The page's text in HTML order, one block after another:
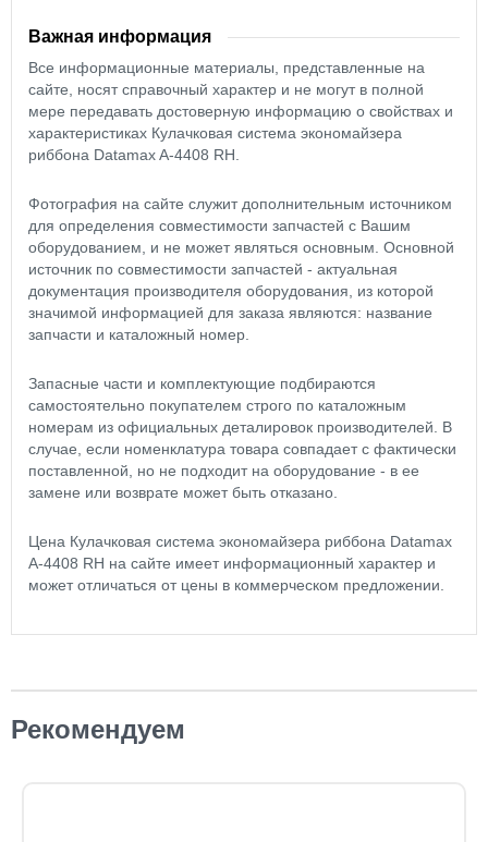
Важная информация
Все информационные материалы, представленные на
сайте, носят справочный характер и не могут в полной
мере передавать достоверную информацию о свойствах и
характеристиках Кулачковая система экономайзера
риббона Datamax A-4408 RH.
Фотография на сайте служит дополнительным источником
для определения совместимости запчастей с Вашим
оборудованием, и не может являться основным. Основной
источник по совместимости запчастей - актуальная
документация производителя оборудования, из которой
значимой информацией для заказа являются: название
запчасти и каталожный номер.
Запасные части и комплектующие подбираются
самостоятельно покупателем строго по каталожным
номерам из официальных деталировок производителей. В
случае, если номенклатура товара совпадает с фактически
поставленной, но не подходит на оборудование - в ее
замене или возврате может быть отказано.
Цена Кулачковая система экономайзера риббона Datamax
A-4408 RH на сайте имеет информационный характер и
может отличаться от цены в коммерческом предложении.
Рекомендуем